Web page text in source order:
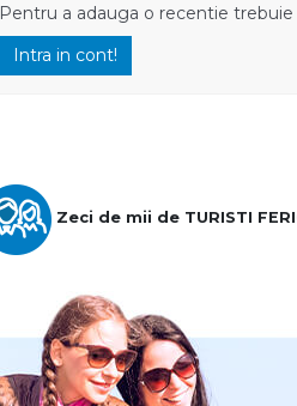
Pentru a adauga o recentie
Intra in cont!
Zeci de mii de TURISTI